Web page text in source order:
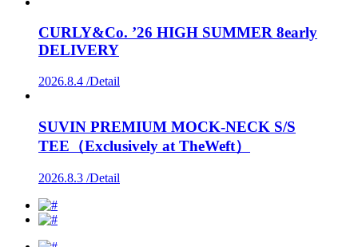
CURLY&Co. ’26 HIGH SUMMER 8early
DELIVERY
2026.8.4 /Detail
SUVIN PREMIUM MOCK-NECK S/S
TEE（Exclusively at TheWeft）
2026.8.3 /Detail